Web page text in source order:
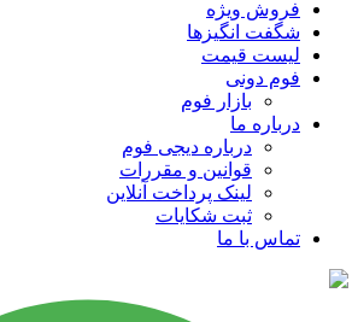
فروش ویژه
شگفت انگیزها
لیست قیمت
فوم دونی
بازار فوم
درباره ما
درباره دیجی فوم
قوانین و مقررات
لینک پرداخت آنلاین
ثبت شکایات
تماس با ما